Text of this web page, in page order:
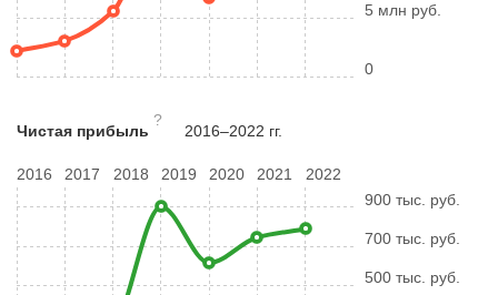
0
5 млн руб.
Чистая прибыль
?
2016–2022 гг.
2016 2017 2018 2019 2020 2021 2022
500 тыс. руб.
700 тыс. руб.
900 тыс. руб.